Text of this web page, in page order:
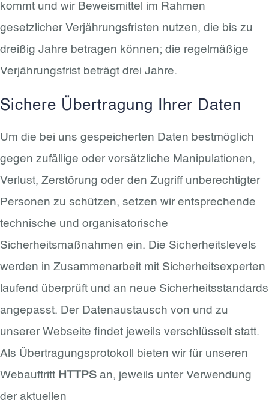
kommt und wir Beweismittel im Rahmen
gesetzlicher Verjährungsfristen nutzen, die bis zu
dreißig Jahre betragen können; die regelmäßige
Verjährungsfrist beträgt drei Jahre.
Sichere Übertragung Ihrer Daten
Um die bei uns gespeicherten Daten bestmöglich
gegen zufällige oder vorsätzliche Manipulationen,
Verlust, Zerstörung oder den Zugriff unberechtigter
Personen zu schützen, setzen wir entsprechende
technische und organisatorische
Sicherheitsmaßnahmen ein. Die Sicherheitslevels
werden in Zusammenarbeit mit Sicherheitsexperten
laufend überprüft und an neue Sicherheitsstandards
angepasst. Der Datenaustausch von und zu
unserer Webseite findet jeweils verschlüsselt statt.
Als Übertragungsprotokoll bieten wir für unseren
Webauftritt HTTPS an, jeweils unter Verwendung
der aktuellen